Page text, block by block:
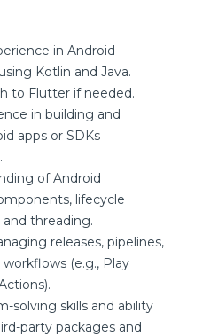
in Android
Kotlin and Java.
to Flutter if needed.
in building and
apps or SDKs
of Android
lifecycle
threading.
releases, pipelines,
(e.g., Play
solving skills and ability
party packages and